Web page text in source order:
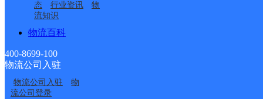
态
行业资讯
物
流知识
物流百科
400-8699-100
物流公司入驻
物流公司入驻
物
流公司登录
邮政国内
坪乡
派送范围:-